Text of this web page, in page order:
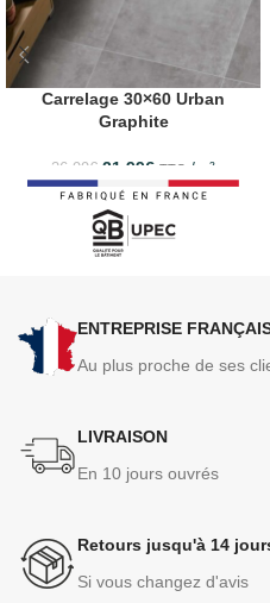
Carrelage 30×60 Urban
Graphite
26.99€ 21.99€ TTC /m²
ENTREPRISE
Au plus proche de ses
LIVRAISON
En 10 jours ouvrés
Retours jusqu'à 14
Si vous changez d'avis